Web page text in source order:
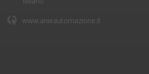
www.anieautomazione.it